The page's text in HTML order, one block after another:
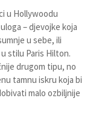
u Hollywoodu
– djevojke koja
u sebe, ili
stilu Paris Hilton.
drugom tipu, no
tamnu iskru koja bi
malo ozbiljnije